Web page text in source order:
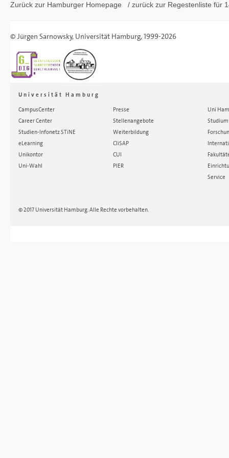
Zurück zur Hamburger Homepage / zurück zur Regestenliste für
© Jürgen Sarnowsky, Universität Hamburg, 1999-2026